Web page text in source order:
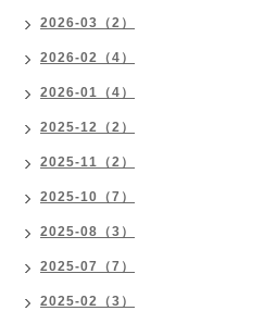
2026-03（2）
2026-02（4）
2026-01（4）
2025-12（2）
2025-11（2）
2025-10（7）
2025-08（3）
2025-07（7）
2025-02（3）